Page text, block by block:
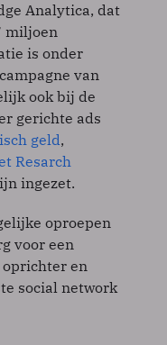
Analytica, dat
miljoen
is onder
van
ook bij de
gerichte ads
geld,
Resarch
ingezet.
oproepen
voor een
en
social network